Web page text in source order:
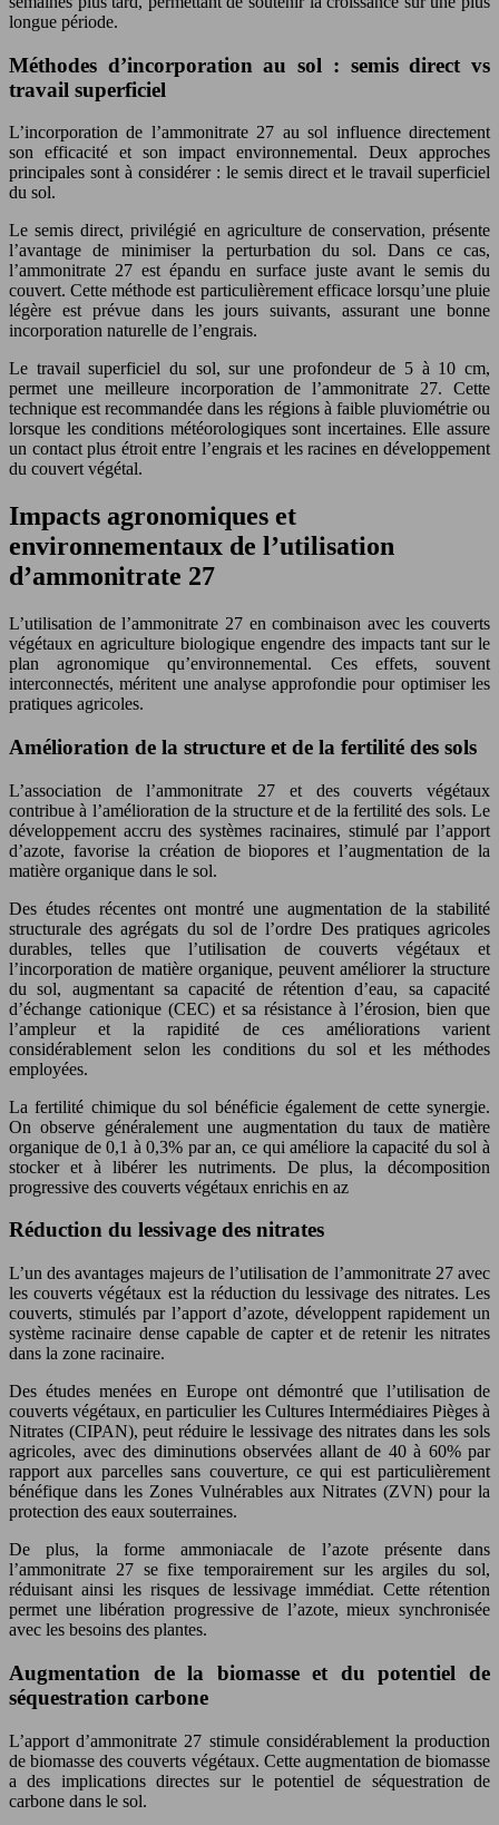
longue période.
Méthodes d’incorporation au sol : semis direct vs
travail superficiel
L’incorporation de l’ammonitrate 27 au sol influence directement
son efficacité et son impact environnemental. Deux approches
principales sont à considérer : le semis direct et le travail superficiel
du sol.
Le semis direct, privilégié en agriculture de conservation, présente
l’avantage de minimiser la perturbation du sol. Dans ce cas,
l’ammonitrate 27 est épandu en surface juste avant le semis du
couvert. Cette méthode est particulièrement efficace lorsqu’une pluie
légère est prévue dans les jours suivants, assurant une bonne
incorporation naturelle de l’engrais.
Le travail superficiel du sol, sur une profondeur de 5 à 10 cm,
permet une meilleure incorporation de l’ammonitrate 27. Cette
technique est recommandée dans les régions à faible pluviométrie ou
lorsque les conditions météorologiques sont incertaines. Elle assure
un contact plus étroit entre l’engrais et les racines en développement
du couvert végétal.
Impacts agronomiques et
environnementaux de l’utilisation
d’ammonitrate 27
L’utilisation de l’ammonitrate 27 en combinaison avec les couverts
végétaux en agriculture biologique engendre des impacts tant sur le
plan agronomique qu’environnemental. Ces effets, souvent
interconnectés, méritent une analyse approfondie pour optimiser les
pratiques agricoles.
Amélioration de la structure et de la fertilité des sols
L’association de l’ammonitrate 27 et des couverts végétaux
contribue à l’amélioration de la structure et de la fertilité des sols. Le
développement accru des systèmes racinaires, stimulé par l’apport
d’azote, favorise la création de biopores et l’augmentation de la
matière organique dans le sol.
Des études récentes ont montré une augmentation de la stabilité
structurale des agrégats du sol de l’ordre Des pratiques agricoles
durables, telles que l’utilisation de couverts végétaux et
l’incorporation de matière organique, peuvent améliorer la structure
du sol, augmentant sa capacité de rétention d’eau, sa capacité
d’échange cationique (CEC) et sa résistance à l’érosion, bien que
l’ampleur et la rapidité de ces améliorations varient
considérablement selon les conditions du sol et les méthodes
employées.
La fertilité chimique du sol bénéficie également de cette synergie.
On observe généralement une augmentation du taux de matière
organique de 0,1 à 0,3% par an, ce qui améliore la capacité du sol à
stocker et à libérer les nutriments. De plus, la décomposition
progressive des couverts végétaux enrichis en az
Réduction du lessivage des nitrates
L’un des avantages majeurs de l’utilisation de l’ammonitrate 27 avec
les couverts végétaux est la réduction du lessivage des nitrates. Les
couverts, stimulés par l’apport d’azote, développent rapidement un
système racinaire dense capable de capter et de retenir les nitrates
dans la zone racinaire.
Des études menées en Europe ont démontré que l’utilisation de
couverts végétaux, en particulier les Cultures Intermédiaires Pièges à
Nitrates (CIPAN), peut réduire le lessivage des nitrates dans les sols
agricoles, avec des diminutions observées allant de 40 à 60% par
rapport aux parcelles sans couverture, ce qui est particulièrement
bénéfique dans les Zones Vulnérables aux Nitrates (ZVN) pour la
protection des eaux souterraines.
De plus, la forme ammoniacale de l’azote présente dans
l’ammonitrate 27 se fixe temporairement sur les argiles du sol,
réduisant ainsi les risques de lessivage immédiat. Cette rétention
permet une libération progressive de l’azote, mieux synchronisée
avec les besoins des plantes.
Augmentation de la biomasse et du potentiel de
séquestration carbone
L’apport d’ammonitrate 27 stimule considérablement la production
de biomasse des couverts végétaux. Cette augmentation de biomasse
a des implications directes sur le potentiel de séquestration de
carbone dans le sol.